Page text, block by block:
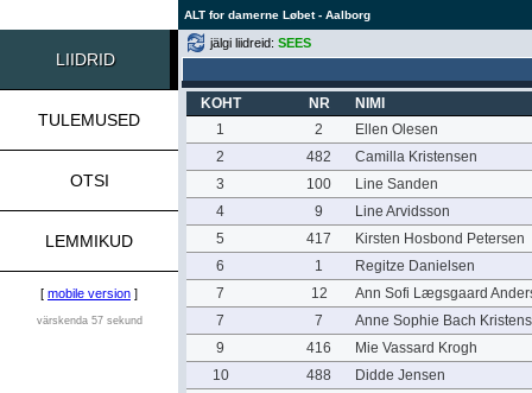
ALT for damerne Løbet - Aalborg
LIIDRID
TULEMUSED
OTSI
LEMMIKUD
[ mobile version ]
värskenda 57 sekund
jälgi liidreid: SEES
KOHT NR
NIMI
1
2
Ellen Olesen
2
482
Camilla Kristensen
3
100
Line Sanden
4
9
Line Arvidsson
5
417
Kirsten Hosbond Petersen
6
1
Regitze Danielsen
7
12
Ann Sofi Lægsgaard
7
7
Anne Sophie Bach
9
416
Mie Vassard Krogh
10
488
Didde Jensen